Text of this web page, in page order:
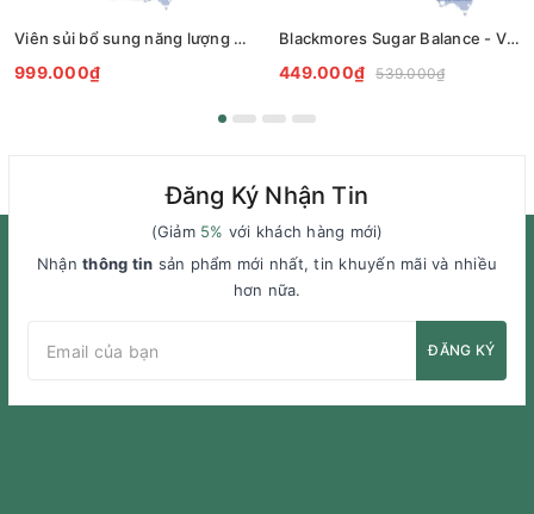
Viên sủi bổ sung năng lượng dành cho phụ nữ Blackmores Womens Energy Effervescent 20 Tablets
999.000₫
Blackmores Sugar Balance - Viên uống cân bằng đường huyết 90 viên
449.000₫ 539.000₫
Đăng Ký Nhận Tin
(Giảm 5% với khách hàng mới)
Nhậnthông tin sản phẩm mới nhất, tin khuyến mãi và nhiều
hơn nữa.
ĐĂNG KÝ